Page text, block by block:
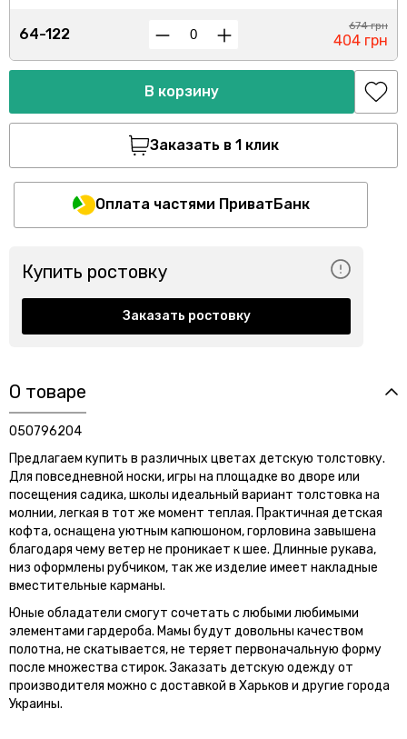
64-122 674 грн
404 грн
В корзину
Заказать в 1 клик
Оплата частями ПриватБанк
Купить ростовку
Заказать ростовку
О товаре
050796204
Предлагаем купить в различных цветах детскую толстовку.
Для повседневной носки, игры на площадке во дворе или
посещения садика, школы идеальный вариант толстовка на
молнии, легкая в тот же момент теплая. Практичная детская
кофта, оснащена уютным капюшоном, горловина завышена
благодаря чему ветер не проникает к шее. Длинные рукава,
низ оформлены рубчиком, так же изделие имеет накладные
вместительные карманы.
Юные обладатели смогут сочетать с любыми любимыми
элементами гардероба. Мамы будут довольны качеством
полотна, не скатывается, не теряет первоначальную форму
после множества стирок. Заказать детскую одежду от
производителя можно с доставкой в Харьков и другие города
Украины.